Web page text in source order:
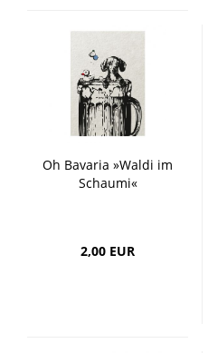
Oh Bavaria »Waldi im
Schaumi«
2,00 EUR